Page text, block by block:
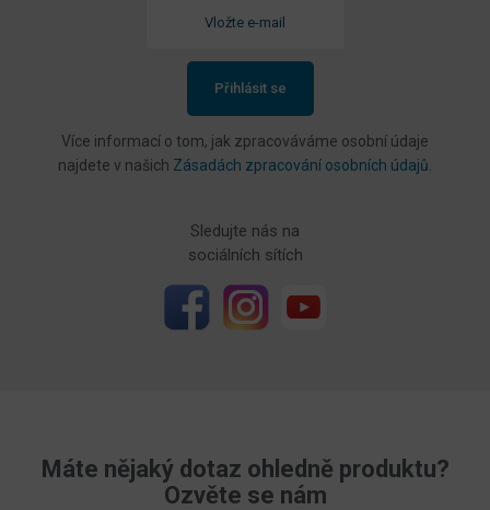
Přihlásit se
Více informací o tom, jak zpracováváme osobní údaje
najdete v našich Zásadách zpracování osobních údajů
Sledujte nás na
sociálních sítích
Máte nějaký dotaz ohledně produktu?
Ozvěte se nám